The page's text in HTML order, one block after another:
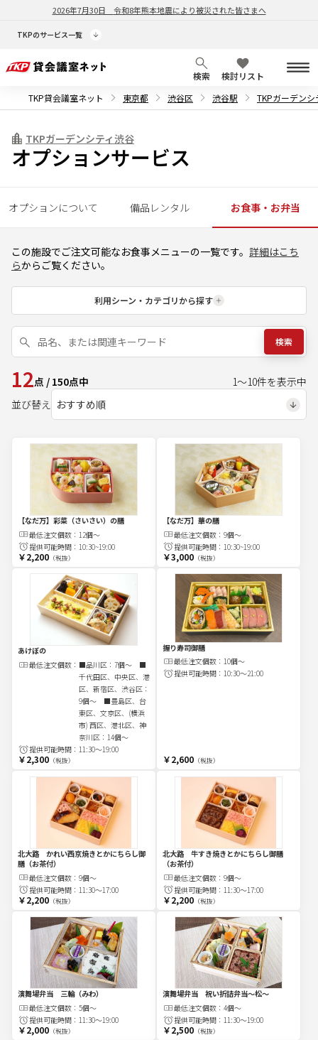
2026年7月30日 令和8年熊本地震により被災された皆さまへ
TKPのサービス一覧
検索
検討リスト
TKP貸会議室ネット
東京都 渋谷区 渋谷駅 TKPガーデンシ
TKPガーデンシティ渋谷
オプションサービス
オプションについて 備品レンタル お食事・お弁当
この施設でご注文可能なお食事メニューの一覧です。 詳細はこち
らからご覧ください。
利用シーン・カテゴリから探す
検索
12点 / 150点中 1～10件を表示中
並び替え
【なだ万】彩菜（さいさい）の膳
最低注文個数： 12個～
提供可能時間： 10:30~19:00
￥2,200（税抜）
【なだ万】華の膳
最低注文個数： 9個～
提供可能時間： 10:30~19:00
￥3,000（税抜）
あけぼの
最低注文個数： ■品川区：7個～ ■
千代田区、中央区、港
区、新宿区、渋谷区：
9個～ ■豊島区、台
東区、文京区、(横浜
市) 西区、港北区、神
奈川区：14個～
提供可能時間： 11:30～19:00
￥2,300（税抜）
握り寿司御膳
最低注文個数： 10個～
提供可能時間： 10:30～21:00
￥2,600（税抜）
北大路 かれい西京焼きとかにちらし御
膳（お茶付）
最低注文個数： 9個～
提供可能時間： 11:30～17:00
￥2,200（税抜）
北大路 牛すき焼きとかにちらし御膳
（お茶付）
最低注文個数： 9個～
提供可能時間： 11:30～17:00
￥2,200（税抜）
演舞場弁当 三輪（みわ）
最低注文個数： 5個～
提供可能時間： 11:30～19:00
￥2,000（税抜）
演舞場弁当 祝い折詰弁当～松～
最低注文個数： 4個～
提供可能時間： 11:30～19:00
￥2,500（税抜）